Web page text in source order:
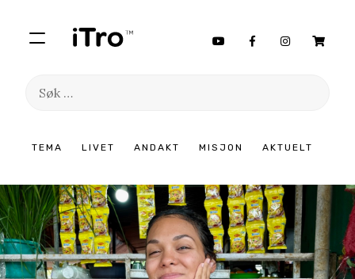
TEMA LIVET ANDAKT MISJON AKTUELT
Søk
innhold